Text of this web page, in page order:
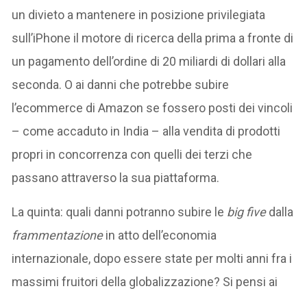
un divieto a mantenere in posizione privilegiata
sull’iPhone il motore di ricerca della prima a fronte di
un pagamento dell’ordine di 20 miliardi di dollari alla
seconda. O ai danni che potrebbe subire
l’ecommerce di Amazon se fossero posti dei vincoli
– come accaduto in India – alla vendita di prodotti
propri in concorrenza con quelli dei terzi che
passano attraverso la sua piattaforma.
La quinta: quali danni potranno subire le big fivedalla
frammentazionein atto dell’economia
internazionale, dopo essere state per molti anni fra i
massimi fruitori della globalizzazione? Si pensi ai